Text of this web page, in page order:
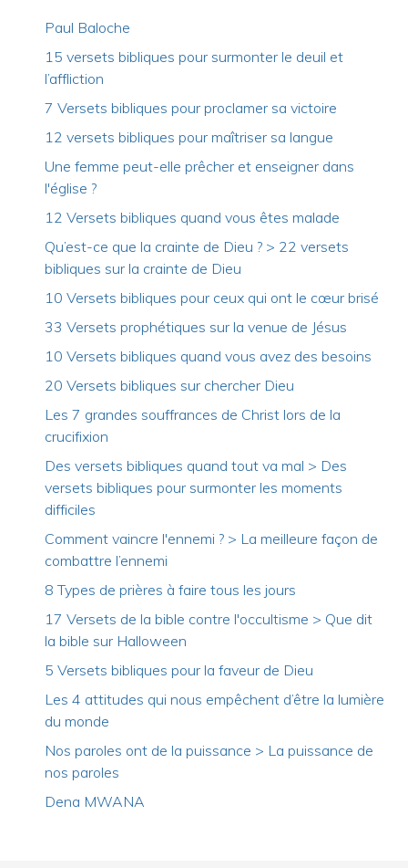
Paul Baloche
15 versets bibliques pour surmonter le deuil et
l’affliction
7 Versets bibliques pour proclamer sa victoire
12 versets bibliques pour maîtriser sa langue
Une femme peut-elle prêcher et enseigner dans
l'église ?
12 Versets bibliques quand vous êtes malade
Qu’est-ce que la crainte de Dieu ? > 22 versets
bibliques sur la crainte de Dieu
10 Versets bibliques pour ceux qui ont le cœur brisé
33 Versets prophétiques sur la venue de Jésus
10 Versets bibliques quand vous avez des besoins
20 Versets bibliques sur chercher Dieu
Les 7 grandes souffrances de Christ lors de la
crucifixion
Des versets bibliques quand tout va mal > Des
versets bibliques pour surmonter les moments
difficiles
Comment vaincre l'ennemi ? > La meilleure façon de
combattre l’ennemi
8 Types de prières à faire tous les jours
17 Versets de la bible contre l'occultisme > Que dit
la bible sur Halloween
5 Versets bibliques pour la faveur de Dieu
Les 4 attitudes qui nous empêchent d’être la lumière
du monde
Nos paroles ont de la puissance > La puissance de
nos paroles
Dena MWANA